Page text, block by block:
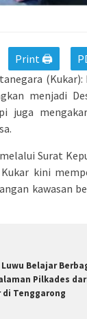
Print 🖨
(Kukar):
menjadi
juga
Surat
Kukar kini
kawasan
Luwu Belajar
Pilkades
di Tenggarong